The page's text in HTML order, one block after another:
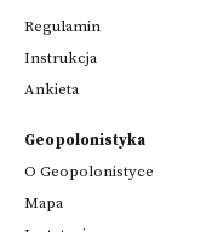
Regulamin
Instrukcja
Ankieta
Geopolonistyka
O Geopolonistyce
Mapa